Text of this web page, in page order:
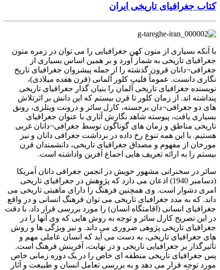
کتاب جغرافیای تاریخی ایران
با آنکه بسیاری از متون کهن جغرافیایی را می توان در زمره متون
جغرافیای تاریخی به شمار آورد و بر همین اساس بسیاری از
جغرافی¬دانان قرون گذشته را از جمله پیشروان جغرافیای تاریخ
نگاری دانست. عموماً فلیپ کلور آلمانی (قرن هفده میلادی)،
نویسنده جغرافیای تاریخی آلمان را بنیان گذار جغرافیای تاریخی
پنداشته اند. از زمان کلور تا قرن بیستم که این دانش بر اثرتلاش
های دو جغرافی¬دان برجسته، کارل سائر و درونت ویتلزی، رونق
بسیاری یافت، پیوسته شاهد نگارش آثاری با عنوان جغرافیای
تاریخی مناطق و زمان های گوناگون توسط جغرافی¬دانان غربی
هستیم. با این همه تنوع رخ داده در برداشت جغرافی دانان و نیز
مورخان از مفهوم و مصداق جغرافیای تاریخی، دانشمندان قرن
بیستم را به ارائه تعریف هایی اجماع آفرین واداشته است.
سائر در سخنرانی مشهور خویش در انجمن جغرافی دانان آمریکا
(دسامبر 1940) اذعان می دارد که پژوهش در جغرافیای تاریخی
امری دشوار است. وی همچنین فرهنگ را دارای ماهیتی تاریخی می
داند. که به مدد جغرافیای تاریخی می توان فرهنگ انسانی و در واقع
جغرافیای انسانی (اقامتگاه انسان) را مورد بررسی قرار داد. با دقت
در این تصریح کارل سائر و توجه به روش هایی که وی آنها را در
جغرافیای تاریخی پژوهی ضروری می داند. و نیز ویژگی ها و روش
های جغرافیای تاریخی، به دست می آید که انسان عاملی مهم و
تأثیرگذار بر جغرافیایی تاریخی و در نهایت، آفرینش فرهنگ است.
پس جغرافیای تاریخی منطقه ای خاص را در یک دوره زمانی خاص
مورد توجه قرار می دهد و به بررسی تعامل انسان و طبیعت و آثار